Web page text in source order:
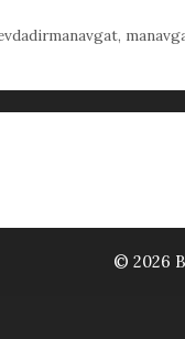
,
© 2026